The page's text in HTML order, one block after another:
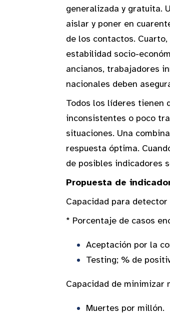
generalizada y gratuita.
aislar y poner en
de los contactos.
estabilidad socio-
ancianos, trabajadores
nacionales deben
Todos los líderes tienen
inconsistentes o poco
situaciones. Una
respuesta óptima.
de posibles indicadores
Propuesta de
Capacidad
* Porcentaje de casos
Aceptación por la
Testing; % de
Capacidad de minimizar
Muertes por